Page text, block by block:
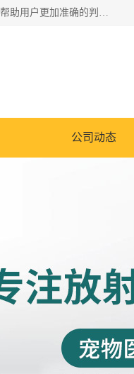
佳信电子是专门从事研发和销售X射线图像处理分析和X射线设备的高端技术公司，先进的图像处理技术帮助用户更加准确的判断图像，为科研和检测提供可靠保证，现有产品包括电力GIS探伤X射线检测系统，电力耐张线夹探伤X射线检测系统，便携式X射线，兽用图像的增强软件工具包，工业和兽用便携式DR，实验室CT，桌面CT等。
公司动态